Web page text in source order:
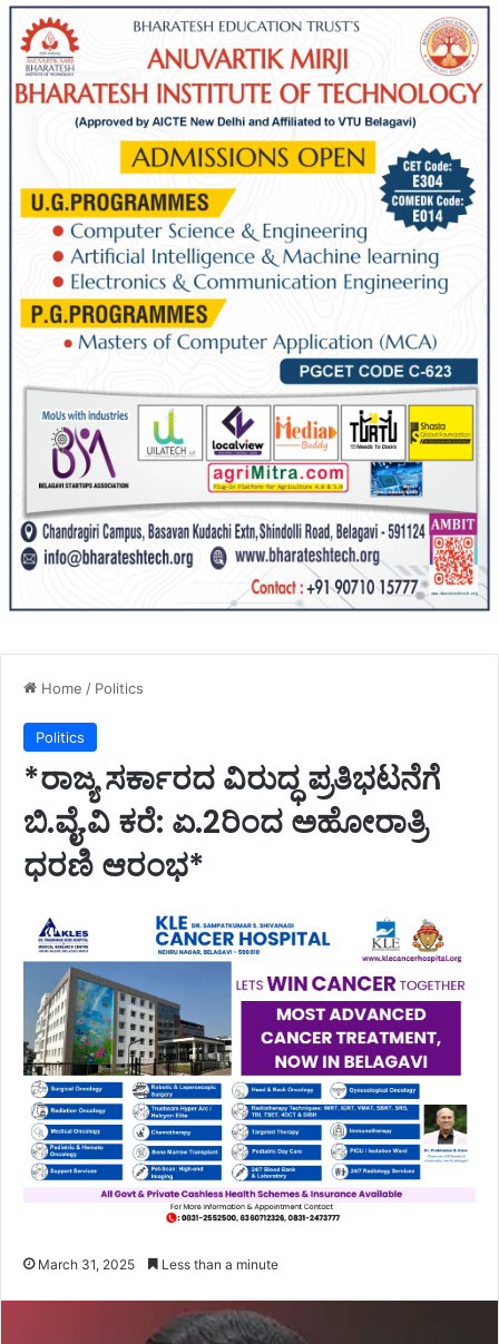
Home / Politics
Politics
*ರಾಜ್ಯ ಸರ್ಕಾರದ ವಿರುದ್ಧ ಪ್ರತಿಭಟನೆಗೆ
ಬಿ.ವೈ.ವಿ ಕರೆ: ಏ.2ರಿಂದ ಅಹೋರಾತ್ರಿ
ಧರಣಿ ಆರಂಭ*
March 31, 2025 Less than a minute